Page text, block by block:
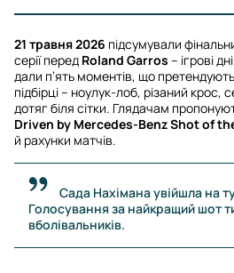
21 травня 2026 підсумували
серії перед Roland Garros – ігрові
дали п’ять моментів, що
підбірці – ноулук-лоб, різаний крос,
дотяг біля сітки. Глядачам
Driven by Mercedes-Benz Shot of
й рахунки матчів.
Сада Нахімана увійшла на
Голосування за найкращий шот
вболівальників.